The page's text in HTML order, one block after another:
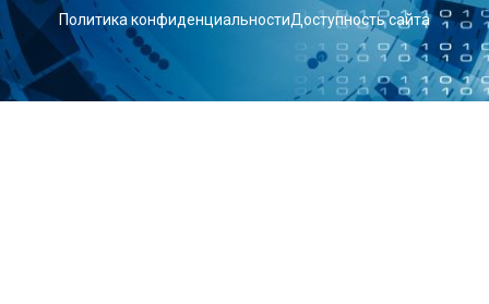
Политика конфиденциальностиДоступность сайта